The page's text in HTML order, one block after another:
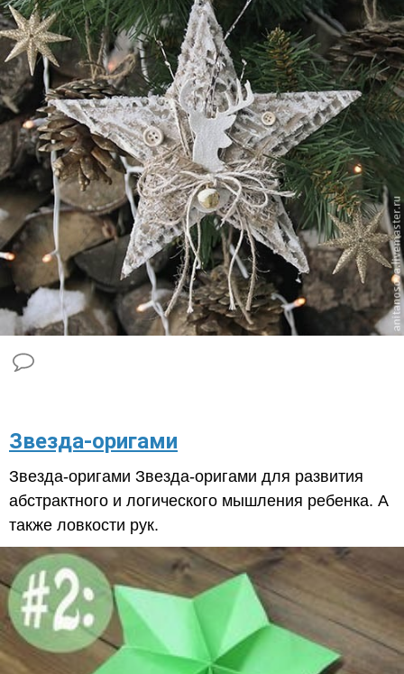
​Звезда-оригами
Звезда-оригами Звезда-оригами для развития
абстрактного и логического мышления ребенка. А
также ловкости рук.